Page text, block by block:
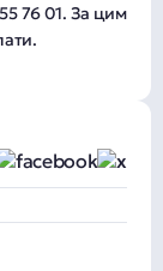
76 01. За цим